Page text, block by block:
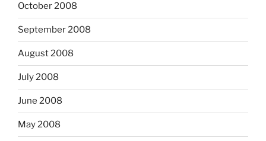
October 2008
September 2008
August 2008
July 2008
June 2008
May 2008